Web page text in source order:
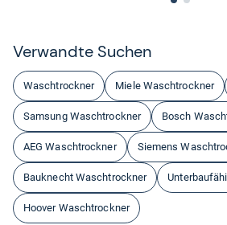
Ver­wandte Suchen
Waschtrockner Miele Waschtrockner
Samsung Waschtrockner Bosch
AEG Waschtrockner Siemens
Bauknecht Waschtrockner
Hoover Waschtrockner